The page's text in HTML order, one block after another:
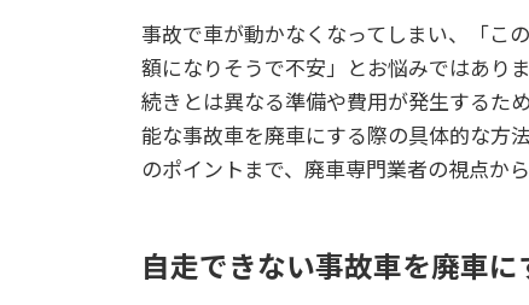
事故で車が動かなくなってしまい、「こ
額になりそうで不安」とお悩みではあり
続きとは異なる準備や費用が発生するた
能な事故車を廃車にする際の具体的な方
のポイントまで、廃車専門業者の視点か
自走できない事故車を廃車